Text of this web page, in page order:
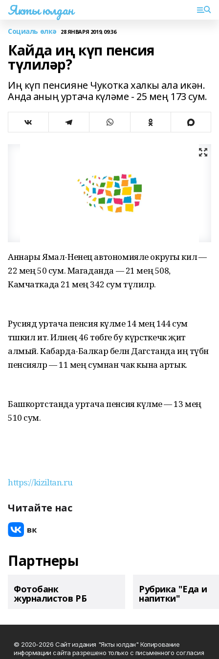
Якты юлдан
Социаль өлкә 28 ЯНВАРЯ 2019, 09:36
Кайда иң күп пенсия
түлиләр?
Иң күп пенсияне Чукотка халкы ала икән.
Анда аның уртача күләме - 25 мең 173 сум.
Аннары Ямал-Ненец автономияле округы килә —
22 мең 50 сум. Магаданда — 21 мең 508,
Камчаткада 21 мең 342 сум түлиләр.
Русиядә уртача пенсия күләме 14 мең 144 сум
тәшкил итә. Илнең 46 төбәге бу күрсәткечкә җитә
алмый. Кабарда-Балкар белән Дагстанда иң түбән
пенсияләр — 11 мең сумнан чак кына артык.
Башкортстанда уртача пенсия күләме — 13 мең
510 сум.
https://kiziltan.ru
Читайте нас
Партнеры
Фотобанк
журналистов РБ
Рубрика "Еда и
напитки"
© 2020-2026 Сайт издания "Якты юлдан" Копирование
информации сайта разрешено только с письменного согласия